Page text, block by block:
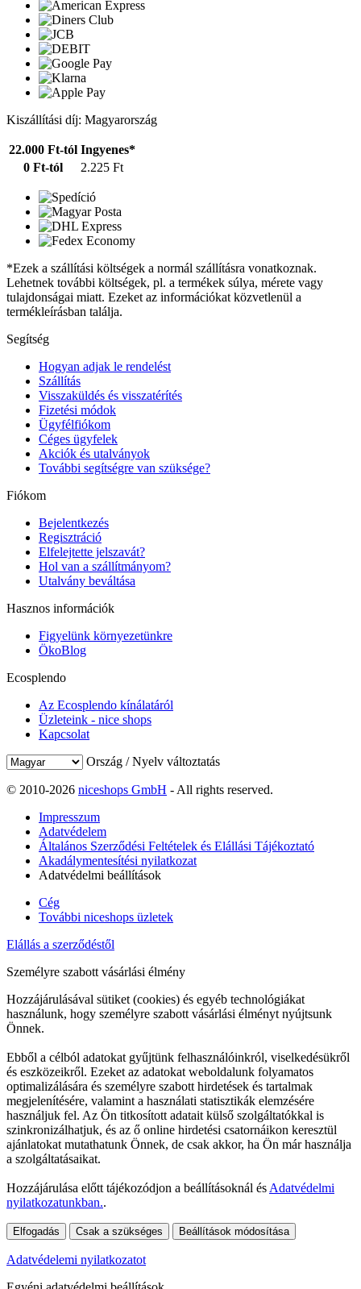
Kiszállítási díj: Magyarország
22.000 Ft-tól Ingyenes*
0 Ft-tól
2.225 Ft
*Ezek a szállítási költségek a normál szállításra vonatkoznak.
Lehetnek további költségek, pl. a termékek súlya, mérete vagy
tulajdonságai miatt. Ezeket az információkat közvetlenül a
termékleírásban találja.
Segítség
Hogyan adjak le rendelést
Szállítás
Visszaküldés és visszatérítés
Fizetési módok
Ügyfélfiókom
Céges ügyfelek
Akciók és utalványok
További segítségre van szüksége?
Fiókom
Bejelentkezés
Regisztráció
Elfelejtette jelszavát?
Hol van a szállítmányom?
Utalvány beváltása
Hasznos információk
Figyelünk környezetünkre
ÖkoBlog
Ecosplendo
Az Ecosplendo kínálatáról
Üzleteink - nice shops
Kapcsolat
Ország / Nyelv változtatás
© 2010-2026 niceshops GmbH - All rights reserved.
Impresszum
Adatvédelem
Általános Szerződési Feltételek és Elállási Tájékoztató
Akadálymentesítési nyilatkozat
Adatvédelmi beállítások
Cég
További niceshops üzletek
Elállás a szerződéstől
Személyre szabott vásárlási élmény
Hozzájárulásával sütiket (cookies) és egyéb technológiákat
használunk, hogy személyre szabott vásárlási élményt nyújtsunk
Önnek.
Ebből a célból adatokat gyűjtünk felhasználóinkról, viselkedésükről
és eszközeikről. Ezeket az adatokat weboldalunk folyamatos
optimalizálására és személyre szabott hirdetések és tartalmak
megjelenítésére, valamint a használati statisztikák elemzésére
használjuk fel. Az Ön titkosított adatait külső szolgáltatókkal is
szinkronizálhatjuk, és az ő online hirdetési csatornáikon keresztül
ajánlatokat mutathatunk Önnek, de csak akkor, ha Ön már használja
a szolgáltatásaikat.
Hozzájárulása előtt tájékozódjon a beállításoknál és Adatvédelmi
nyilatkozatunkban..
Elfogadás Csak a szükséges Beállítások módosítása
Adatvédelemi nyilatkozatot